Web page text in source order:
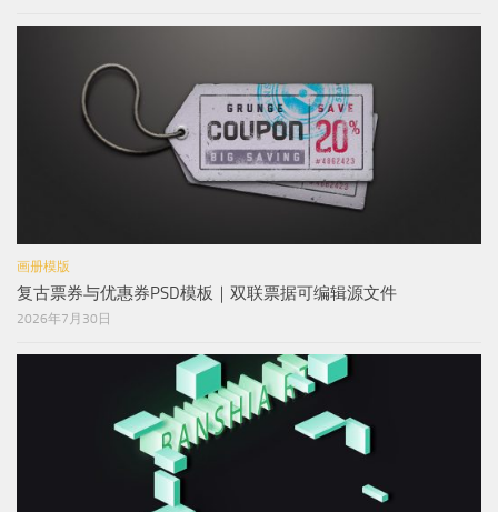
画册模版
复古票券与优惠券PSD模板｜双联票据可编辑源文件
2026年7月30日